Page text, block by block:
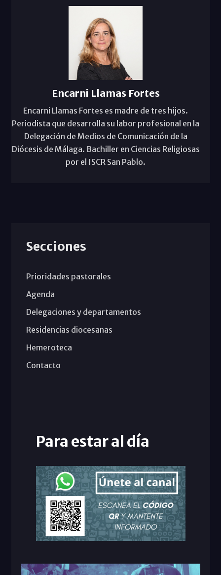
Encarni Llamas Fortes
Encarni Llamas Fortes es madre de tres hijos.
Periodista que desarrolla su labor profesional en la
Delegación de Medios de Comunicación de la
Diócesis de Málaga. Bachiller en Ciencias Religiosas
por el ISCR San Pablo.
Secciones
Prioridades pastorales
Agenda
Delegaciones y departamentos
Residencias diocesanas
Hemeroteca
Contacto
Para estar al día